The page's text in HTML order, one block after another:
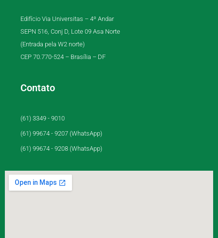
Edifício Via Universitas – 4º Andar
SEPN 516, Conj D, Lote 09 Asa Norte
(Entrada pela W2 norte)
CEP 70.770-524 – Brasília – DF
Contato
(61) 3349 - 9010
(61) 99674 - 9207 (WhatsApp)
(61) 99674 - 9208 (WhatsApp)